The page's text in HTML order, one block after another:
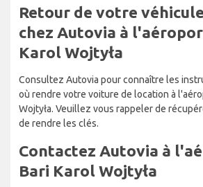
Retour de votre
chez Autovia à
Karol Wojtyła
Consultez Autovia pour connaître les
où rendre votre voiture de location à
Wojtyła. Veuillez vous rappeler de
de rendre les clés.
Contactez Autovia à
Bari Karol Wojtyła